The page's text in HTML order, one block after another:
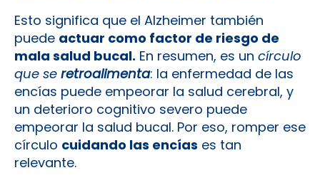
Esto significa que el Alzheimer también
puede actuar como factor de riesgo de
mala salud bucal. En resumen, es un círculo
que se retroalimenta: la enfermedad de las
encías puede empeorar la salud cerebral, y
un deterioro cognitivo severo puede
empeorar la salud bucal. Por eso, romper ese
círculo cuidando las encías es tan
relevante.